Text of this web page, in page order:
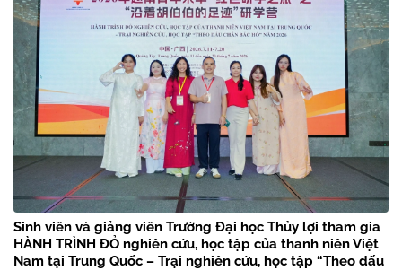
Sinh viên và giảng viên Trường Đại học Thủy lợi tham gia
HÀNH TRÌNH ĐỎ nghiên cứu, học tập của thanh niên Việt
Nam tại Trung Quốc – Trại nghiên cứu, học tập “Theo dấu